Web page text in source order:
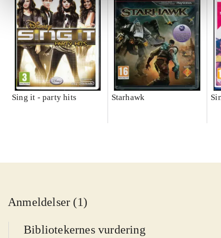
Sing it - party hits Starhawk
Anmeldelser (1)
Bibliotekernes vurdering